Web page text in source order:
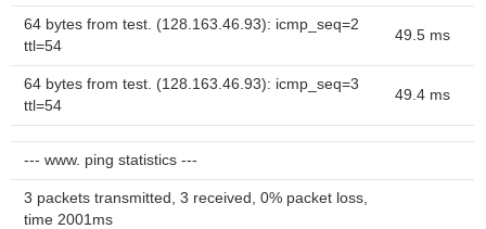
64 bytes from test. (128.163.46.93): icmp_seq=2
ttl=54
49.5 ms
64 bytes from test. (128.163.46.93): icmp_seq=3
ttl=54
49.4 ms
--- www. ping statistics ---
3 packets transmitted, 3 received, 0% packet loss,
time 2001ms